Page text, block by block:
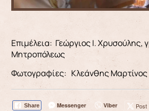
Επιμέλεια: Γεώργιος Ι. Χρυσούλης,
Μητροπόλεως
Φωτογραφίες: Κλεάνθης Μαρτίνος
Share Messenger Viber Post